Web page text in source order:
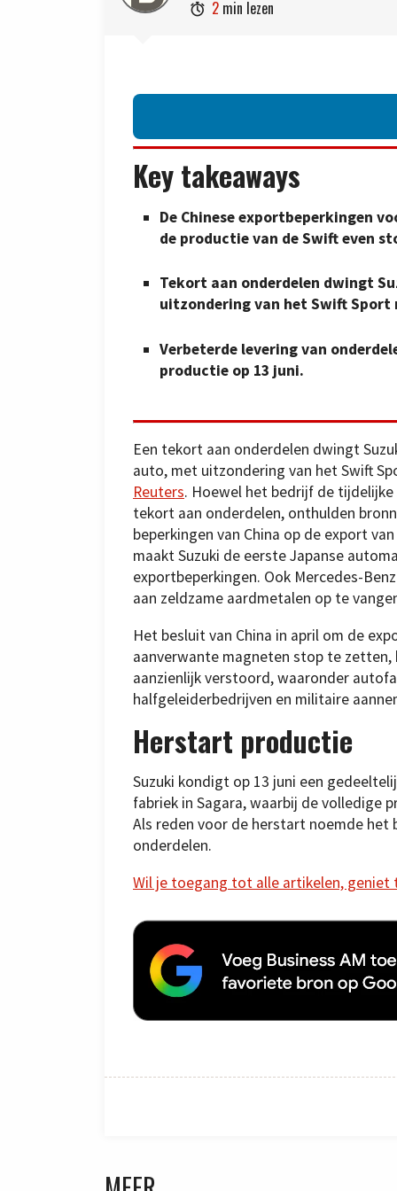
 2 min lezen
Key takeaways
De Chinese exportbeperkingen
de productie van de Swift even
Tekort aan onderdelen dwingt
uitzondering van het Swift Sport
Verbeterde levering van
productie op 13 juni.
Een tekort aan onderdelen dwingt
auto, met uitzondering van het Swift
Reuters. Hoewel het bedrijf de
tekort aan onderdelen, onthulden
beperkingen van China op de export
maakt Suzuki de eerste Japanse
exportbeperkingen. Ook Mercedes-
aan zeldzame aardmetalen op te
Het besluit van China in april om de
aanverwante magneten stop te
aanzienlijk verstoord, waaronder
halfgeleiderbedrijven en militaire
Herstart productie
Suzuki kondigt op 13 juni een
fabriek in Sagara, waarbij de volledige
Als reden voor de herstart noemde
onderdelen.
Wil je toegang tot alle artikelen, geniet